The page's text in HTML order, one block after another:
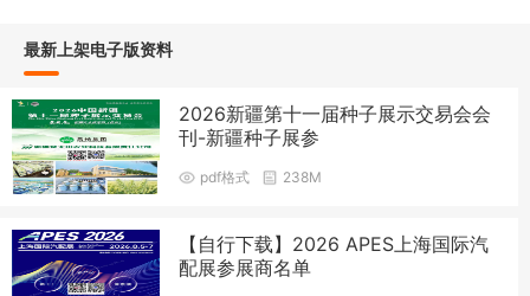
最新上架电子版资料
2026新疆第十一届种子展示交易会会
刊-新疆种子展参
pdf格式 238M
【自行下载】2026 APES上海国际汽
配展参展商名单